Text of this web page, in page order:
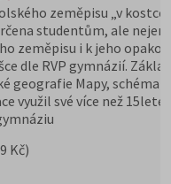
zeměpisu „v
studentům, ale nejen
zeměpisu i k jeho
dle RVP gymnázií.
geografie Mapy,
využil své více než 15leté
Kč)